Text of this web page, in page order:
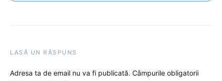
LASĂ UN RĂSPUNS
Adresa ta de email nu va fi publicată. Câmpurile obligatorii